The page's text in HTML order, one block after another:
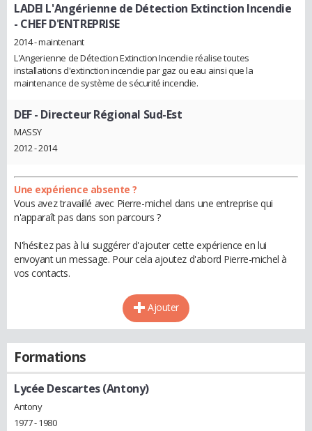
LADEI L'Angérienne de Détection Extinction Incendie
- CHEF D'ENTREPRISE
2014 - maintenant
L'Angerienne de Détection Extinction Incendie réalise toutes
installations d'extinction incendie par gaz ou eau ainsi que la
maintenance de système de sécurité incendie.
DEF- Directeur Régional Sud-Est
MASSY
2012 - 2014
Une expérience absente ?
Vous avez travaillé avec Pierre-michel dans une entreprise qui
n'apparaît pas dans son parcours ?
N'hésitez pas à lui suggérer d'ajouter cette expérience en lui
envoyant un message. Pour cela ajoutez d'abord Pierre-michel à
vos contacts.
Ajouter
Formations
Lycée Descartes (Antony)
Antony
1977 - 1980